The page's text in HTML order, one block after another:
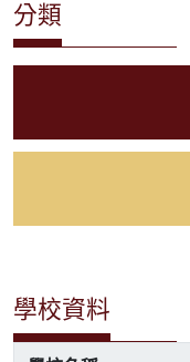
分類
學校資料